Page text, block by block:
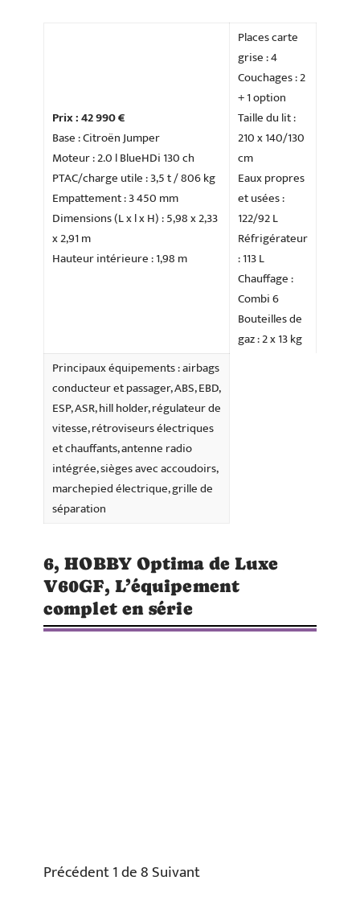
Prix : 42 990 €
Base : Citroën Jumper
Moteur : 2.0 l BlueHDi 130 ch
PTAC/charge utile : 3,5 t / 806 kg
Empattement : 3 450 mm
Dimensions (L x l x H) : 5,98 x 2,33
x 2,91 m
Hauteur intérieure : 1,98 m
Places carte
grise : 4
Couchages : 2
+ 1 option
Taille du lit :
210 x 140/130
cm
Eaux propres
et usées :
122/92 L
Réfrigérateur
: 113 L
Chauffage :
Combi 6
Bouteilles de
gaz : 2 x 13 kg
Principaux équipements : airbags
conducteur et passager, ABS, EBD,
ESP, ASR, hill holder, régulateur de
vitesse, rétroviseurs électriques
et chauffants, antenne radio
intégrée, sièges avec accoudoirs,
marchepied électrique, grille de
séparation
6, HOBBY Optima de Luxe
V60GF, L’équipement
complet en série
Précédent 1 de 8 Suivant